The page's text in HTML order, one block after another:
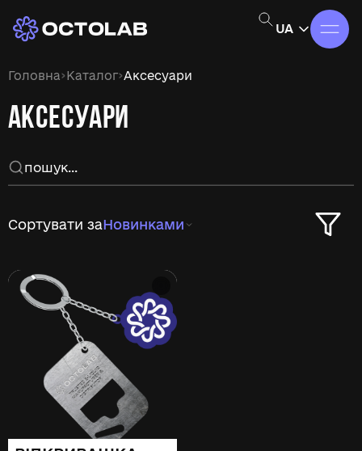
UA
Головна›Каталог›Аксесуари
АКСЕСУАРИ
Сортувати заНовинками